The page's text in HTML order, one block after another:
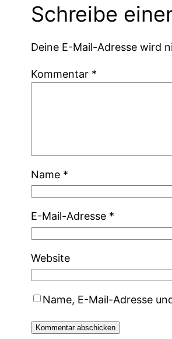
Schreibe
Deine E-Mail-Adresse wird
Kommentar *
Name *
E-Mail-Adresse *
Website
Name, E-Mail-Adresse